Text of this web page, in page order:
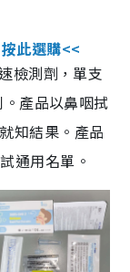
此選購<<
檢測劑，單支
產品以鼻咽拭
知結果。產品
通用名單。